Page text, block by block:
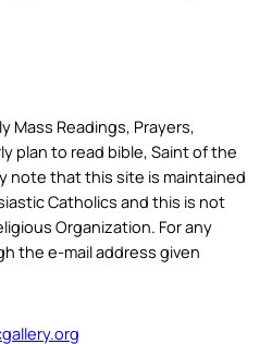
Mass Readings, Prayers,
plan to read bible, Saint of the
note that this site is maintained
Catholics and this is not
Organization. For any
the e-mail address given